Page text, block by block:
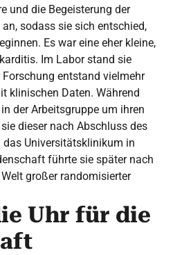
und die Begeisterung der
sodass sie sich entschied,
Es war eine eher kleine,
Im Labor stand sie
entstand vielmehr
klinischen Daten. Während
der Arbeitsgruppe um ihren
dieser nach Abschluss des
Universitätsklinikum in
führte sie später nach
großer randomisierter
Uhr für die